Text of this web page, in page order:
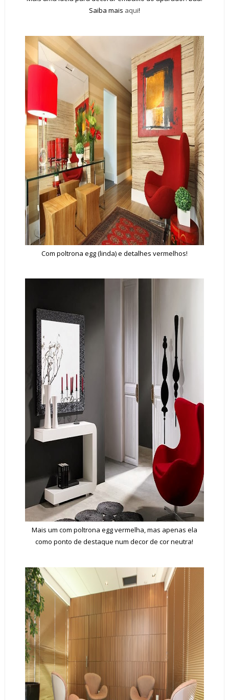
Saiba mais aqui!
Com poltrona egg (linda) e detalhes vermelhos!
Mais um com poltrona egg vermelha, mas apenas ela
como ponto de destaque num decor de cor neutra!